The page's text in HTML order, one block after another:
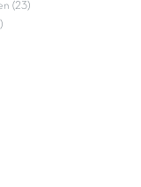
(23)